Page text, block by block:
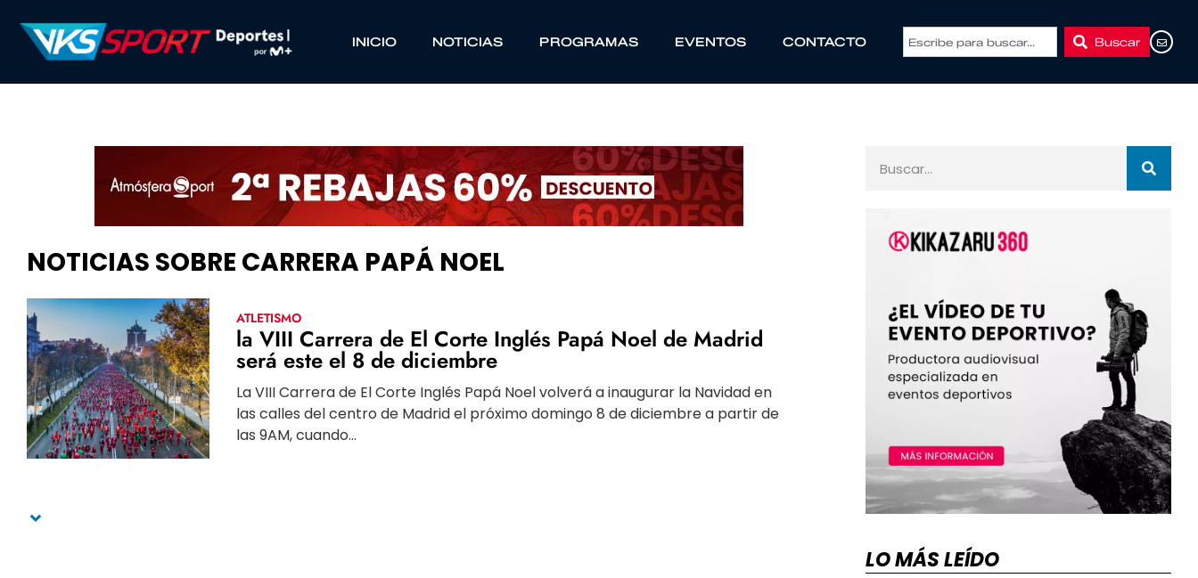
INICIO NOTICIAS PROGRAMAS EVENTOS CONTACTO Buscar
NOTICIAS SOBRE CARRERA PAPÁ NOEL
ATLETISMO
la VIII Carrera de El Corte Inglés Papá Noel de Madrid
será este el 8 de diciembre
La VIII Carrera de El Corte Inglés Papá Noel volverá a inaugurar la Navidad en
las calles del centro de Madrid el próximo domingo 8 de diciembre a partir de
las 9AM, cuando...
LO MÁS LEÍDO